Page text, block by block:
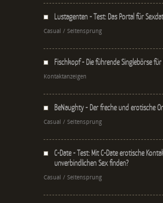
Lustagenten - Test: Das Portal für
Casual / Seitensprung
Fischkopf - Die führende Singlebörse
Kontaktanzeigen
BeNaughty - Der freche und erotische
Casual / Seitensprung
C-Date - Test: Mit C-Date erotische
unverbindlichen Sex finden?
Casual / Seitensprung